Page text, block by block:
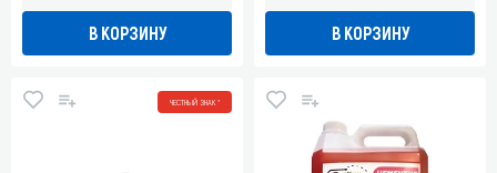
В КОРЗИНУ В КОРЗИНУ
ЧЕСТНЫЙ ЗНАК *